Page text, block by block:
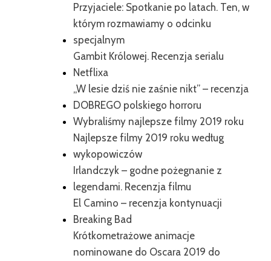
Przyjaciele: Spotkanie po latach. Ten, w
którym rozmawiamy o odcinku
specjalnym
Gambit Królowej. Recenzja serialu
Netflixa
„W lesie dziś nie zaśnie nikt” – recenzja
DOBREGO polskiego horroru
Wybraliśmy najlepsze filmy 2019 roku
Najlepsze filmy 2019 roku według
wykopowiczów
Irlandczyk – godne pożegnanie z
legendami. Recenzja filmu
El Camino – recenzja kontynuacji
Breaking Bad
Krótkometrażowe animacje
nominowane do Oscara 2019 do